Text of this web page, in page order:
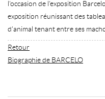
l'occasion de l'exposition
exposition réunissant des
d'animal tenant entre ses
Retour
Biographie de BARCELO